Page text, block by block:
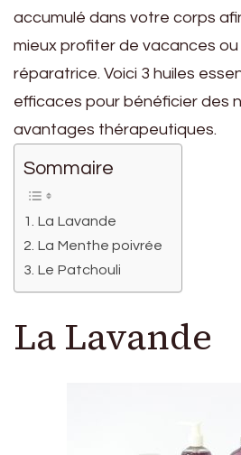
accumulé dans votre corps
mieux profiter de vacances
réparatrice. Voici 3 huiles
efficaces pour bénéficier des
avantages thérapeutiques.
Sommaire
La Lavande
La Menthe poivrée
Le Patchouli
La Lavande